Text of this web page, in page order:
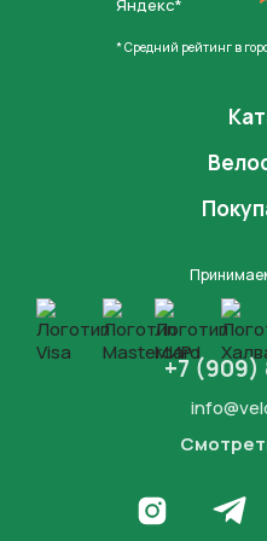
Яндекс*
* Средний рейтинг в
+7 (909)
Перейти в